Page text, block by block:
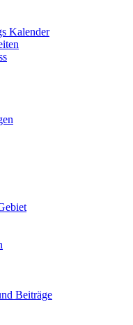
Kalender
Beiträge